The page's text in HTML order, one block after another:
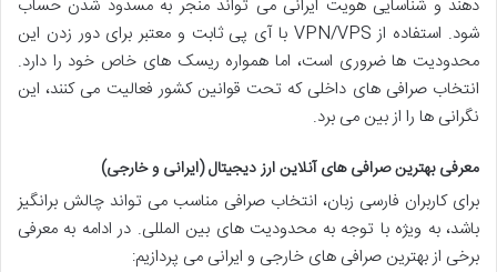
دهند و شناسایی هویت ایرانی می تواند منجر به مسدود شدن حساب
شود. استفاده از VPN/VPS با آی پی ثابت و معتبر برای دور زدن این
محدودیت ها ضروری است، اما همواره ریسک های خاص خود را دارد.
انتخاب صرافی های داخلی که تحت قوانین کشور فعالیت می کنند، این
نگرانی ها را از بین می برد.
معرفی بهترین صرافی های آنلاین ارز دیجیتال (ایرانی و خارجی)
برای کاربران فارسی زبان، انتخاب صرافی مناسب می تواند چالش برانگیز
باشد، به ویژه با توجه به محدودیت های بین المللی. در ادامه به معرفی
برخی از بهترین صرافی های خارجی و ایرانی می پردازیم: